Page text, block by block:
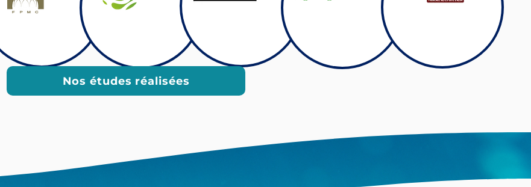
Nos études réalisées